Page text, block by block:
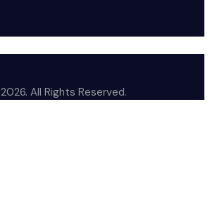
All Rights Reserved.